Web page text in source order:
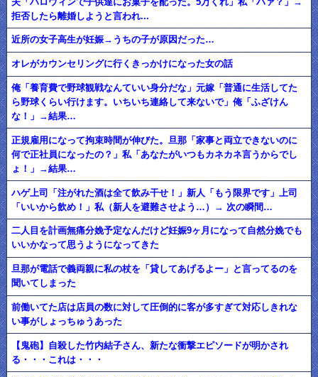
拒否したら離婚しようと言われ...
近所の女子高生が妊娠→うちの子が原因だった…
オレがカウンセリングに行くきっかけになった女の話
俺「養育費で野球観戦なんていい身分だな」元嫁「普通に生活してた
ら野球くらい行けます。いちいち連絡して来ないで」俺「ふざけん
な！」→結果…
正規雇用になって拘束時間が伸びた。旦那「家事と両立できないのに
何で正社員になったの？」私「あなたがいつもカネカネ言うからでし
ょ！」→結果…
ハゲ上司「注がれた酒は全て飲み干せ！」新人「もう限界です」上司
「いいから飲め！」私（新人を避難させよう…）→ 次の瞬間…
二人目を計画無痛分娩予定なんだけど妊娠9ヶ月になって自然分娩でも
いいかなって思うようになってきた
旦那が電話で義両親に私の杖を「貸してあげるよー」と言ってるのを
聞いてしまった
前働いてた店は店員の数に対して圧倒的に客が多すぎて対応しきれな
い事がしょっちゅうあった
【鬼砲】自殺した竹内結子さん、新たな衝撃エピソードが明かされ
る・・・これは・・・